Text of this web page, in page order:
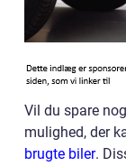
Vil du spare
mulighed, der
brugte biler.